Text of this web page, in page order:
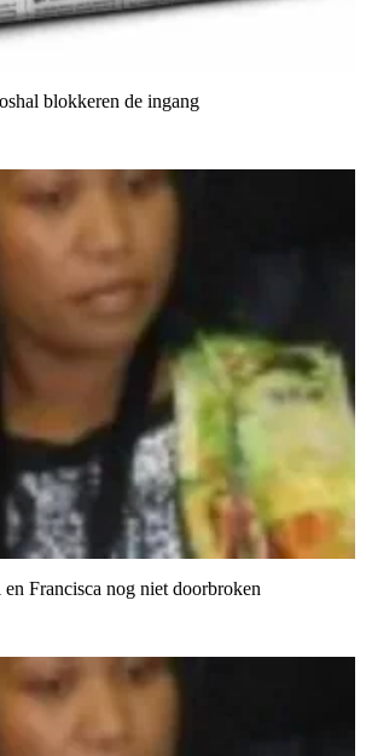
blokkeren de ingang
en Francisca nog niet doorbroken